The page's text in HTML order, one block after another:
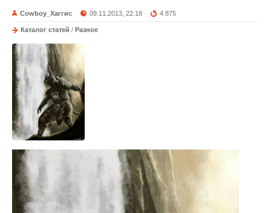
Cowboy_Хаггис 09.11.2013, 22:18 4 875
Каталог статей / Разное